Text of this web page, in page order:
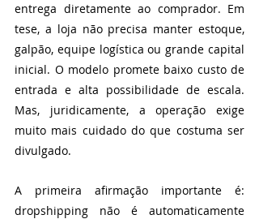
entrega diretamente ao comprador. Em
tese, a loja não precisa manter estoque,
galpão, equipe logística ou grande capital
inicial. O modelo promete baixo custo de
entrada e alta possibilidade de escala.
Mas, juridicamente, a operação exige
muito mais cuidado do que costuma ser
divulgado.
A primeira afirmação importante é:
dropshipping não é automaticamente